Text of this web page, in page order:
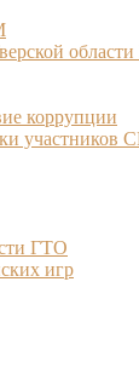
коррупции
участников
ГТО
игр